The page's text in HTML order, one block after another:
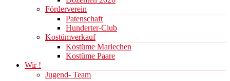
Förderverein
Patenschaft
Hunderter-Club
Kostümverkauf
Kostüme Mariechen
Kostüme Paare
Wir !
Jugend- Team